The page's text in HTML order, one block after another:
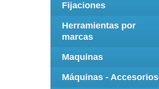
Fijaciones
Herramientas por
marcas
Maquinas
Máquinas - Accesorios